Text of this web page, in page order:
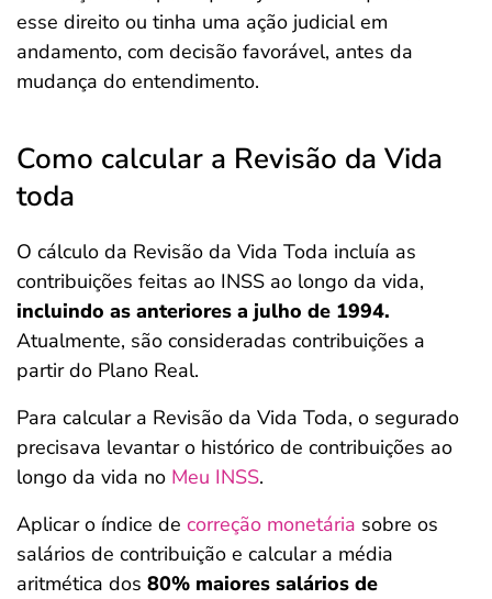
esse direito ou tinha uma ação judicial em
andamento, com decisão favorável, antes da
mudança do entendimento.
Como calcular a Revisão da Vida
toda
O cálculo da Revisão da Vida Toda incluía as
contribuições feitas ao INSS ao longo da vida,
incluindo as anteriores a julho de 1994.
Atualmente, são consideradas contribuições a
partir do Plano Real.
Para calcular a Revisão da Vida Toda, o segurado
precisava levantar o histórico de contribuições ao
longo da vida no Meu INSS.
Aplicar o índice de correção monetária sobre os
salários de contribuição e calcular a média
aritmética dos 80% maiores salários de